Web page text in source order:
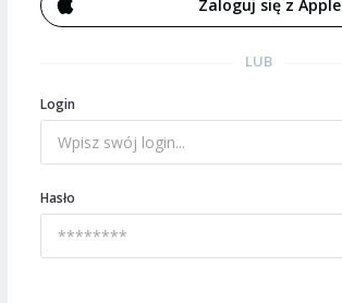
Zaloguj się z Apple
LUB
Login
Hasło